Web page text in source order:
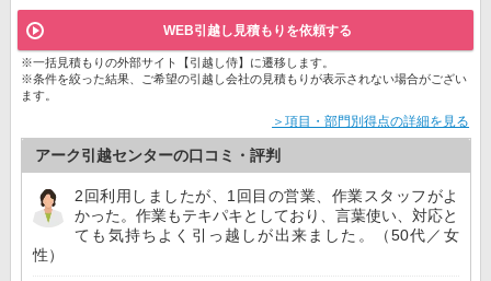
WEB引越し見積もりを依頼する
※一括見積もりの外部サイト【引越し侍】に遷移します。
※条件を絞った結果、ご希望の引越し会社の見積もりが表示されない場合がござい
ます。
＞項目・部門別得点の詳細を見る
アーク引越センターの口コミ・評判
2回利用しましたが、1回目の営業、作業スタッフがよ
かった。作業もテキパキとしており、言葉使い、対応と
ても気持ちよく引っ越しが出来ました。（50代／女
性）